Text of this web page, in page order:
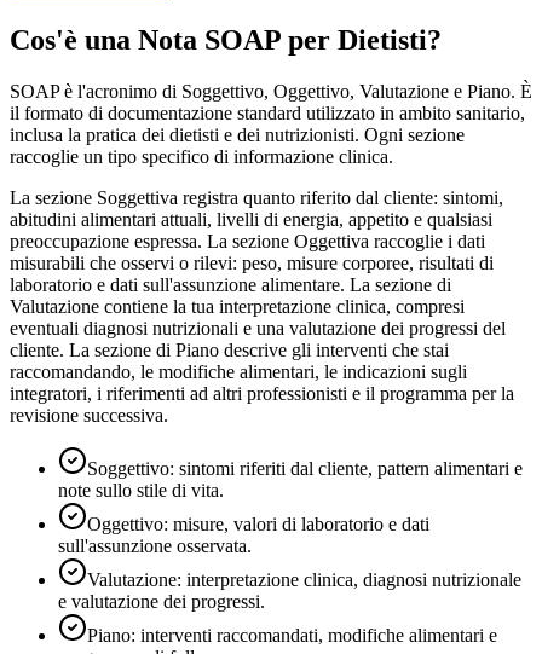
Cos'è una Nota SOAP per Dietisti?
SOAP è l'acronimo di Soggettivo, Oggettivo, Valutazione e Piano. È
il formato di documentazione standard utilizzato in ambito sanitario,
inclusa la pratica dei dietisti e dei nutrizionisti. Ogni sezione
raccoglie un tipo specifico di informazione clinica.
La sezione Soggettiva registra quanto riferito dal cliente: sintomi,
abitudini alimentari attuali, livelli di energia, appetito e qualsiasi
preoccupazione espressa. La sezione Oggettiva raccoglie i dati
misurabili che osservi o rilevi: peso, misure corporee, risultati di
laboratorio e dati sull'assunzione alimentare. La sezione di
Valutazione contiene la tua interpretazione clinica, compresi
eventuali diagnosi nutrizionali e una valutazione dei progressi del
cliente. La sezione di Piano descrive gli interventi che stai
raccomandando, le modifiche alimentari, le indicazioni sugli
integratori, i riferimenti ad altri professionisti e il programma per la
revisione successiva.
Soggettivo: sintomi riferiti dal cliente, pattern alimentari e
note sullo stile di vita.
Oggettivo: misure, valori di laboratorio e dati
sull'assunzione osservata.
Valutazione: interpretazione clinica, diagnosi nutrizionale
e valutazione dei progressi.
Piano: interventi raccomandati, modifiche alimentari e